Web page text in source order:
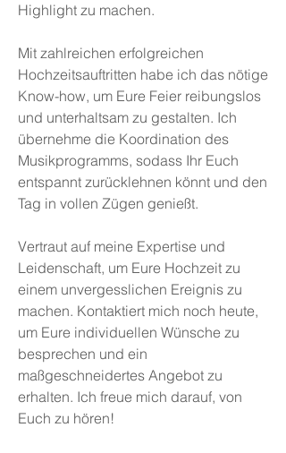
Highlight zu machen.
Mit zahlreichen erfolgreichen
Hochzeitsauftritten habe ich das nötige
Know-how, um Eure Feier reibungslos
und unterhaltsam zu gestalten. Ich
übernehme die Koordination des
Musikprogramms, sodass Ihr Euch
entspannt zurücklehnen könnt und den
Tag in vollen Zügen genießt.
Vertraut auf meine Expertise und
Leidenschaft, um Eure Hochzeit zu
einem unvergesslichen Ereignis zu
machen. Kontaktiert mich noch heute,
um Eure individuellen Wünsche zu
besprechen und ein
maßgeschneidertes Angebot zu
erhalten. Ich freue mich darauf, von
Euch zu hören!